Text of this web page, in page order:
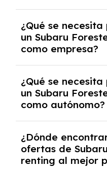
experto que te
y, en algunos casos,
crediticia y un pago
¿Qué se
un Subaru
como empresa?
documentación
casos, un informe de
y un pago inicial.
¿Qué se
un Subaru
como autónomo?
autónomos,
algunos casos, un
inicial.
¿Dónde
ofertas de
renting al mejor